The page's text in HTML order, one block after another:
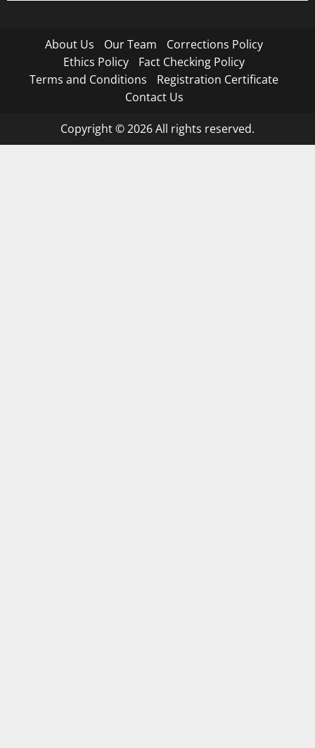
About Us Our Team
Corrections Policy
Ethics Policy
Fact Checking Policy
Terms and Conditions
Registration Certificate
Contact Us
Copyright © 2026 All rights reserved.